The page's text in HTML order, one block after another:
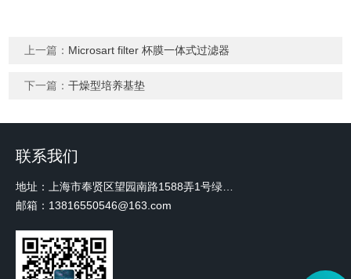
上一篇： Microsart filter 杯膜一体式过滤器
下一篇：干燥型培养基垫
联系我们
邮箱：13816550546@163.com